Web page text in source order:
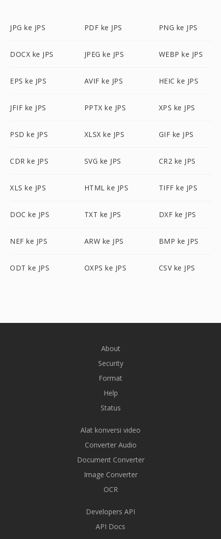
JPG ke JPS PDF ke JPS PNG ke JPS
DOCX ke JPS JPEG ke JPS WEBP ke JPS
EPS ke JPS AVIF ke JPS HEIC ke JPS
JFIF ke JPS PPTX ke JPS XPS ke JPS
PSD ke JPS XLSX ke JPS GIF ke JPS
CDR ke JPS SVG ke JPS CR2 ke JPS
XLS ke JPS HTML ke JPS TIFF ke JPS
DOC ke JPS TXT ke JPS DXF ke JPS
NEF ke JPS ARW ke JPS BMP ke JPS
ODT ke JPS OXPS ke JPS CSV ke JPS
About
Security
Format
Help
Status
Alat konversi video
Converter Audio
Document Converter
Image Converter
OCR
Developers API
API Docs